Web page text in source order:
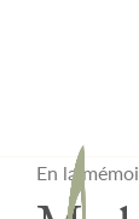
En la